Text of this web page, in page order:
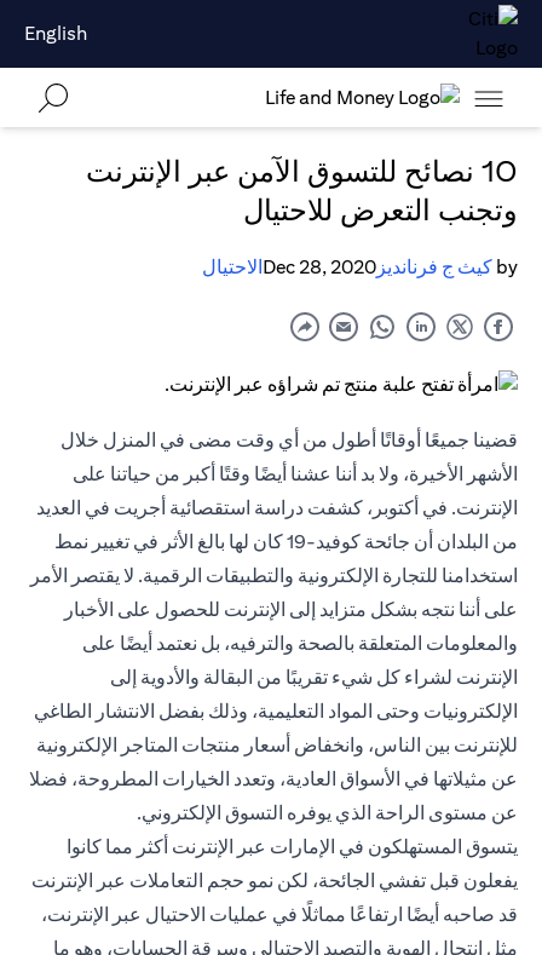
English
10 نصائح للتسوق الآمن عبر الإنترنت
وتجنب التعرض للاحتيال
by كيث ج فرنانديز Dec 28, 2020الاحتيال
قضينا جميعًا أوقاتًا أطول من أي وقت مضى في المنزل خلال
الأشهر الأخيرة، ولا بد أننا عشنا أيضًا وقتًا أكبر من حياتنا على
الإنترنت. في أكتوبر، كشفت دراسة استقصائية أجريت في العديد
من البلدان أن جائحة كوفيد-19 كان لها بالغ الأثر في تغيير نمط
استخدامنا للتجارة الإلكترونية والتطبيقات الرقمية. لا يقتصر الأمر
على أننا نتجه بشكل متزايد إلى الإنترنت للحصول على الأخبار
والمعلومات المتعلقة بالصحة والترفيه، بل نعتمد أيضًا على
الإنترنت لشراء كل شيء تقريبًا من البقالة والأدوية إلى
الإلكترونيات وحتى المواد التعليمية، وذلك بفضل الانتشار الطاغي
للإنترنت بين الناس، وانخفاض أسعار منتجات المتاجر الإلكترونية
عن مثيلاتها في الأسواق العادية، وتعدد الخيارات المطروحة، فضلا
عن مستوى الراحة الذي يوفره التسوق الإلكتروني.
يتسوق المستهلكون في الإمارات عبر الإنترنت أكثر مما كانوا
يفعلون قبل تفشي الجائحة، لكن نمو حجم التعاملات عبر الإنترنت
قد صاحبه أيضًا ارتفاعًا مماثلًا في عمليات الاحتيال عبر الإنترنت،
مثل انتحال الهوية والتصيد الاحتيالي وسرقة الحسابات، وهو ما